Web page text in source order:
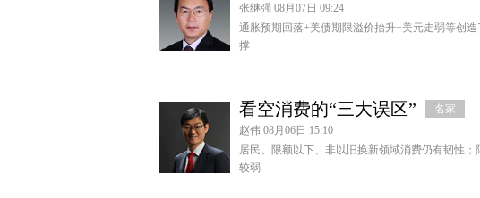
张继强 08月07日 09:24
通胀预期回落+美债期限溢价抬升+美元走弱等创
撑
看空消费的“三大误区”
名家
赵伟 08月06日 15:10
居民、限额以下、非以旧换新领域消费仍有韧性
较弱